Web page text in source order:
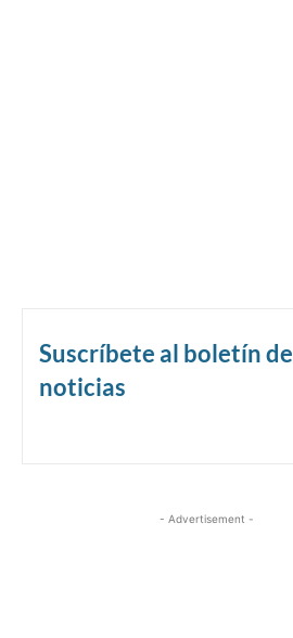
Suscríbete al boletín de
noticias
- Advertisement -